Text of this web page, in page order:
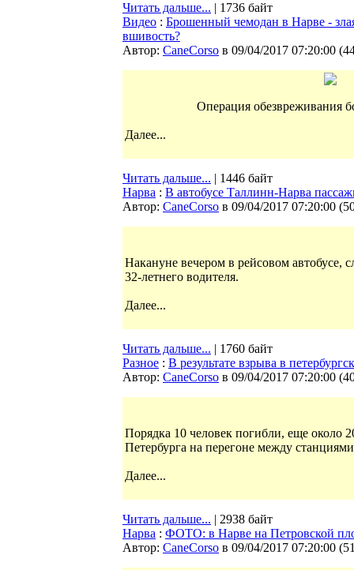
Читать дальше... | 1736 байт
Видео : Брошенный чемодан в Нарве -
вшивость?
Автор: CaneCorso в 09/04/2017 07:20:00 (
Операция обезвреживания
Далее...
Читать дальше... | 1446 байт
Нарва : В автобусе Таллинн-Нарва
Автор: CaneCorso в 09/04/2017 07:20:00 (
Накануне вечером в рейсовом автобусе,
32-летнего водителя.
Далее...
Читать дальше... | 1760 байт
Разное : В результате взрыва в
Автор: CaneCorso в 09/04/2017 07:20:00 (
Порядка 10 человек погибли, еще около
Петербурга на перегоне между
Далее...
Читать дальше... | 2938 байт
Нарва : ФОТО: в Нарве на Петровской
Автор: CaneCorso в 09/04/2017 07:20:00 (